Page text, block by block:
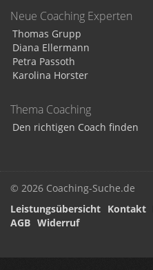
Neue Coaching Experten
Thomas Grupp
Diana Ellermann
Petra Passoth
Karolina Horster
Thema Coaching
Den richtigen Coach finden
© 2026 Coaching-Suche.de
Leistungsübersicht Kontakt
AGB Widerruf